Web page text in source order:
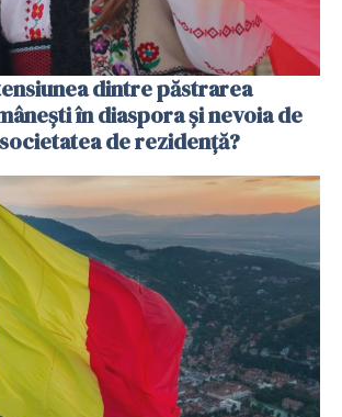
dintre păstrarea
în diaspora și nevoia de
de rezidență?